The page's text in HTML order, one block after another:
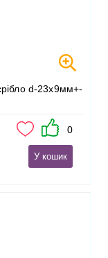
0
У кошик